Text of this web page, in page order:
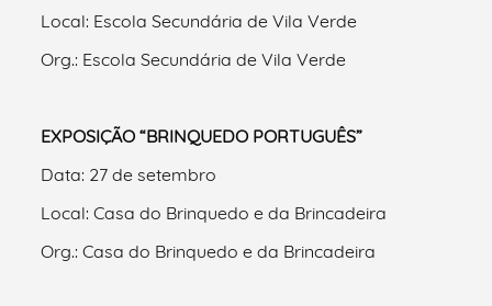
Local: Escola Secundária de Vila Verde
Org.: Escola Secundária de Vila Verde
EXPOSIÇÃO “BRINQUEDO PORTUGUÊS”
Data: 27 de setembro
Local: Casa do Brinquedo e da Brincadeira
Org.: Casa do Brinquedo e da Brincadeira